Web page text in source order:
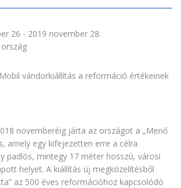
26 - 2019 november 28.
vándorkiállítás a reformáció értékeinek
novemberéig járta az országot a „Menő
amely egy kifejezetten erre a célra
padlós, mintegy 17 méter hosszú, városi
helyet. A kiállítás új megközelítésből
az 500 éves reformációhoz kapcsolódó